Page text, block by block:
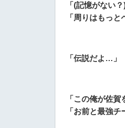
「(記憶がない
「周りはもっと
「伝説だよ…」
「この俺が佐
「お前と最強チ